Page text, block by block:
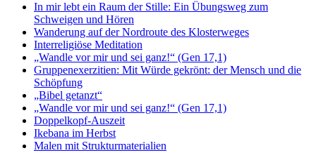
In mir lebt ein Raum der Stille: Ein Übungsweg zum
Schweigen und Hören
Wanderung auf der Nordroute des Klosterweges
Interreligiöse Meditation
„Wandle vor mir und sei ganz!“ (Gen 17,1)
Gruppenexerzitien: Mit Würde gekrönt: der Mensch und die
Schöpfung
„Bibel getanzt“
„Wandle vor mir und sei ganz!“ (Gen 17,1)
Doppelkopf-Auszeit
Ikebana im Herbst
Malen mit Strukturmaterialien